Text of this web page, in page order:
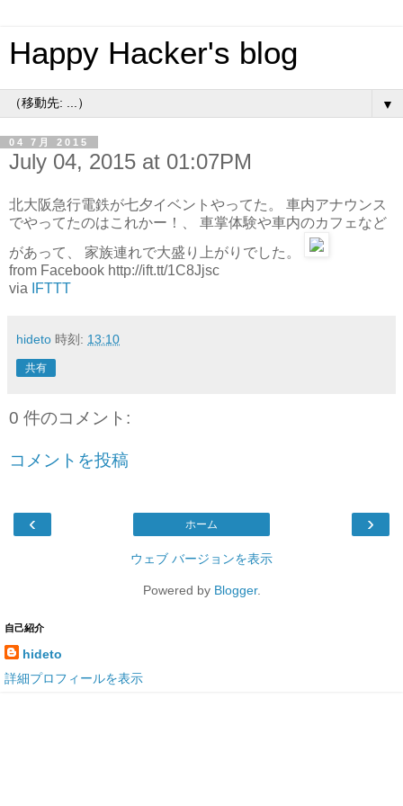
Happy Hacker's blog
▼
04 7月 2015
July 04, 2015 at 01:07PM
北大阪急行電鉄が七夕イベントやってた。 車内アナウンス
でやってたのはこれかー！、 車掌体験や車内のカフェなど
があって、 家族連れで大盛り上がりでした。
from Facebook http://ift.tt/1C8Jjsc
via
IFTTT
hideto 時刻: 13:10
共有
0 件のコメント:
コメントを投稿
‹ ›
ホーム
ウェブ バージョンを表示
Powered by Blogger.
自己紹介
hideto
詳細プロフィールを表示